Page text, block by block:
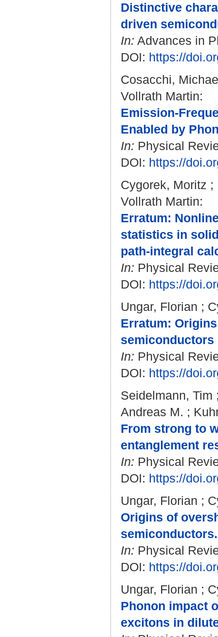
Distinctive
driven
In: Advances in
DOI: https://
Cosacchi,
Vollrath Martin:
Emission-
Enabled by
In: Physical
DOI: https://
Cygorek, Moritz ;
Vollrath Martin:
Erratum:
statistics in
path-integral
In: Physical
DOI: https://
Ungar, Florian ;
Erratum:
semiconductors
In: Physical
DOI: https://
Seidelmann, Tim
Andreas M. ;
From strong to
entanglement
In: Physical
DOI: https://
Ungar, Florian ;
Origins of
semiconductors.
In: Physical
DOI: https://
Ungar, Florian ;
Phonon impact
excitons in